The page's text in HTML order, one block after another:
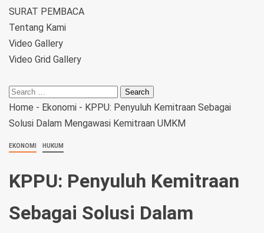
SURAT PEMBACA
Tentang Kami
Video Gallery
Video Grid Gallery
Home - Ekonomi - KPPU: Penyuluh Kemitraan Sebagai
Solusi Dalam Mengawasi Kemitraan UMKM
EKONOMI HUKUM
KPPU: Penyuluh Kemitraan
Sebagai Solusi Dalam